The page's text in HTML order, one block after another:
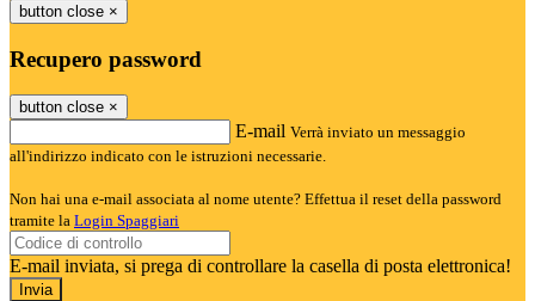
button close ×
Recupero password
button close ×
E-mail Verrà inviato un messaggio
all'indirizzo indicato con le istruzioni necessarie.
Non hai una e-mail associata al nome utente? Effettua il reset della password
tramite la Login Spaggiari
E-mail inviata, si prega di controllare la casella di posta elettronica!